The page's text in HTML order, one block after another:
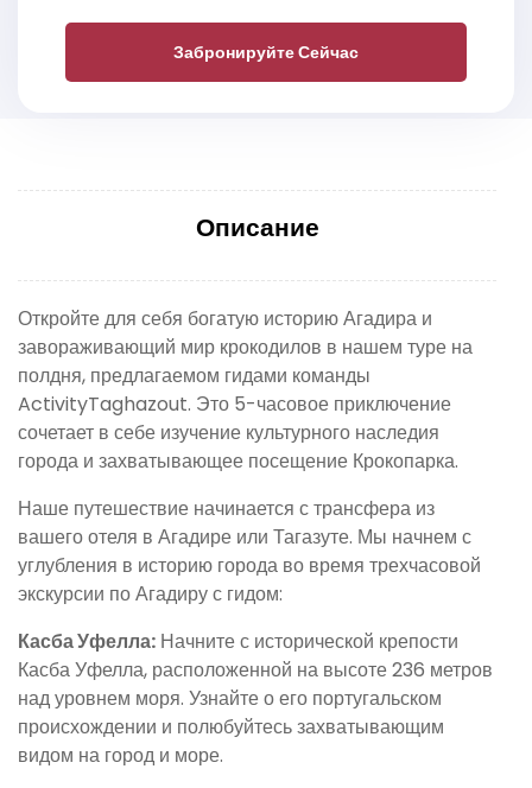
Забронируйте Сейчас
Описание
Откройте для себя богатую историю Агадира и
завораживающий мир крокодилов в нашем туре на
полдня, предлагаемом гидами команды
ActivityTaghazout. Это 5-часовое приключение
сочетает в себе изучение культурного наследия
города и захватывающее посещение Крокопарка.
Наше путешествие начинается с трансфера из
вашего отеля в Агадире или Тагазуте. Мы начнем с
углубления в историю города во время трехчасовой
экскурсии по Агадиру с гидом:
Касба Уфелла: Начните с исторической крепости
Касба Уфелла, расположенной на высоте 236 метров
над уровнем моря. Узнайте о его португальском
происхождении и полюбуйтесь захватывающим
видом на город и море.